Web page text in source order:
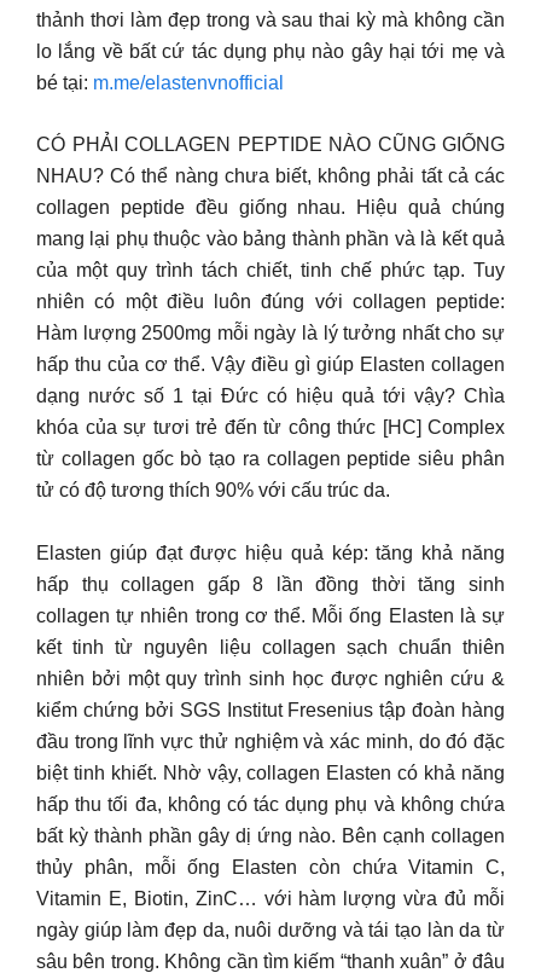
thảnh thơi làm đẹp trong và sau thai kỳ mà không cần
lo lắng về bất cứ tác dụng phụ nào gây hại tới mẹ và
bé tại: m.me/elastenvnofficial
CÓ PHẢI COLLAGEN PEPTIDE NÀO CŨNG GIỐNG
NHAU? Có thể nàng chưa biết, không phải tất cả các
collagen peptide đều giống nhau. Hiệu quả chúng
mang lại phụ thuộc vào bảng thành phần và là kết quả
của một quy trình tách chiết, tinh chế phức tạp. Tuy
nhiên có một điều luôn đúng với collagen peptide:
Hàm lượng 2500mg mỗi ngày là lý tưởng nhất cho sự
hấp thu của cơ thể. Vậy điều gì giúp Elasten collagen
dạng nước số 1 tại Đức có hiệu quả tới vậy? Chìa
khóa của sự tươi trẻ đến từ công thức [HC] Complex
từ collagen gốc bò tạo ra collagen peptide siêu phân
tử có độ tương thích 90% với cấu trúc da.
Elasten giúp đạt được hiệu quả kép: tăng khả năng
hấp thụ collagen gấp 8 lần đồng thời tăng sinh
collagen tự nhiên trong cơ thể. Mỗi ống Elasten là sự
kết tinh từ nguyên liệu collagen sạch chuẩn thiên
nhiên bởi một quy trình sinh học được nghiên cứu &
kiểm chứng bởi SGS Institut Fresenius tập đoàn hàng
đầu trong lĩnh vực thử nghiệm và xác minh, do đó đặc
biệt tinh khiết. Nhờ vậy, collagen Elasten có khả năng
hấp thu tối đa, không có tác dụng phụ và không chứa
bất kỳ thành phần gây dị ứng nào. Bên cạnh collagen
thủy phân, mỗi ống Elasten còn chứa Vitamin C,
Vitamin E, Biotin, ZinC… với hàm lượng vừa đủ mỗi
ngày giúp làm đẹp da, nuôi dưỡng và tái tạo làn da từ
sâu bên trong. Không cần tìm kiếm “thanh xuân” ở đâu